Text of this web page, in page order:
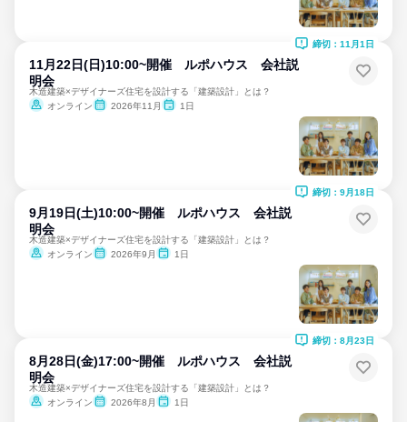
11月22日(日)10:00~開催 ルポハウス 会社説
明会
木造建築×デザイナーズ住宅を設計する「建築設計」とは？
オンライン
2026年11月 1日
締切：11月1日
9月19日(土)10:00~開催 ルポハウス 会社説
明会
木造建築×デザイナーズ住宅を設計する「建築設計」とは？
オンライン
2026年9月 1日
締切：9月18日
8月28日(金)17:00~開催 ルポハウス 会社説
明会
木造建築×デザイナーズ住宅を設計する「建築設計」とは？
オンライン
2026年8月 1日
締切：8月23日